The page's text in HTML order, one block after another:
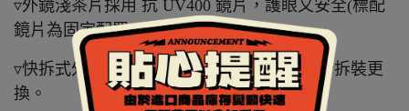
▿外鏡淺茶片採用 抗 UV400 鏡片，護眼又安全(標配
鏡片為固定配置，出廠不可更換)。
▿快拆式外鏡片設計，不需任何工具即可自行拆裝更
換。